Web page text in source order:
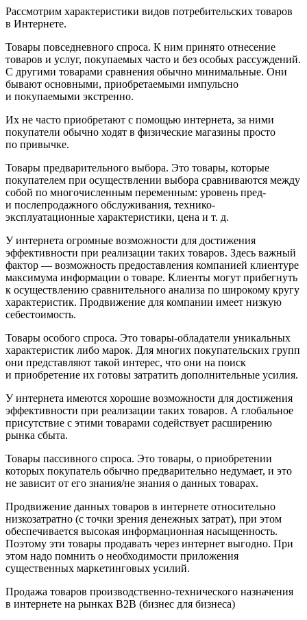
Рассмотрим характеристики видов потребительских товаров
в Интернете.
Товары повседневного спроса. К ним принято отнесение
товаров и услуг, покупаемых часто и без особых рассуждений.
С другими товарами сравнения обычно минимальные. Они
бывают основными, приобретаемыми импульсно
и покупаемыми экстренно.
Их не часто приобретают с помощью интернета, за ними
покупатели обычно ходят в физические магазины просто
по привычке.
Товары предварительного выбора. Это товары, которые
покупателем при осуществлении выбора сравниваются между
собой по многочисленным переменным: уровень пред-
и послепродажного обслуживания, технико-
эксплуатационные характеристики, цена и т. д.
У интернета огромные возможности для достижения
эффективности при реализации таких товаров. Здесь важный
фактор — возможность предоставления компанией клиентуре
максимума информации о товаре. Клиенты могут прибегнуть
к осуществлению сравнительного анализа по широкому кругу
характеристик. Продвижение для компании имеет низкую
себестоимость.
Товары особого спроса. Это товары-обладатели уникальных
характеристик либо марок. Для многих покупательских групп
они представляют такой интерес, что они на поиск
и приобретение их готовы затратить дополнительные усилия.
У интернета имеются хорошие возможности для достижения
эффективности при реализации таких товаров. А глобальное
присутствие с этими товарами содействует расширению
рынка сбыта.
Товары пассивного спроса. Это товары, о приобретении
которых покупатель обычно предварительно недумает, и это
не зависит от его знания/не знания о данных товарах.
Продвижение данных товаров в интернете относительно
низкозатратно (с точки зрения денежных затрат), при этом
обеспечивается высокая информационная насыщенность.
Поэтому эти товары продавать через интернет выгодно. При
этом надо помнить о необходимости приложения
существенных маркетинговых усилий.
Продажа товаров производственно-технического назначения
в интернете на рынках В2В (бизнес для бизнеса)